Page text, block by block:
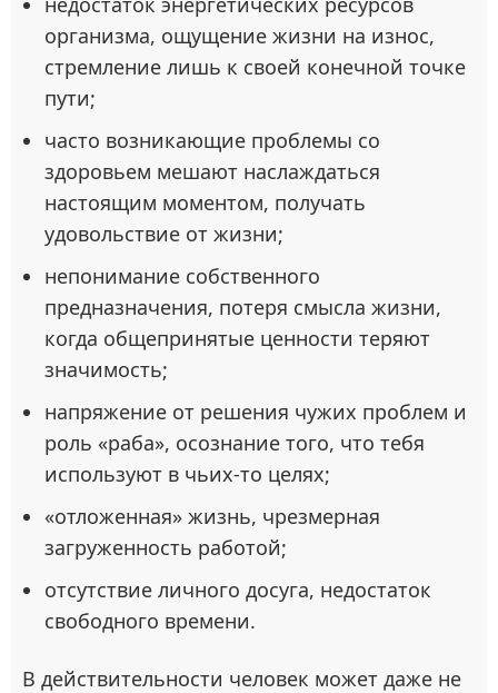
организма, ощущение жизни на износ,
стремление лишь к своей конечной точке
пути;
часто возникающие проблемы со
здоровьем мешают наслаждаться
настоящим моментом, получать
удовольствие от жизни;
непонимание собственного
предназначения, потеря смысла жизни,
когда общепринятые ценности теряют
значимость;
напряжение от решения чужих проблем и
роль «раба», осознание того, что тебя
используют в чьих-то целях;
«отложенная» жизнь, чрезмерная
загруженность работой;
отсутствие личного досуга, недостаток
свободного времени.
В действительности человек может даже не